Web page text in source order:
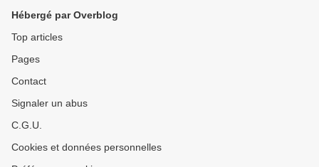
Hébergé par Overblog
Top articles
Pages
Contact
Signaler un abus
C.G.U.
Cookies et données personnelles